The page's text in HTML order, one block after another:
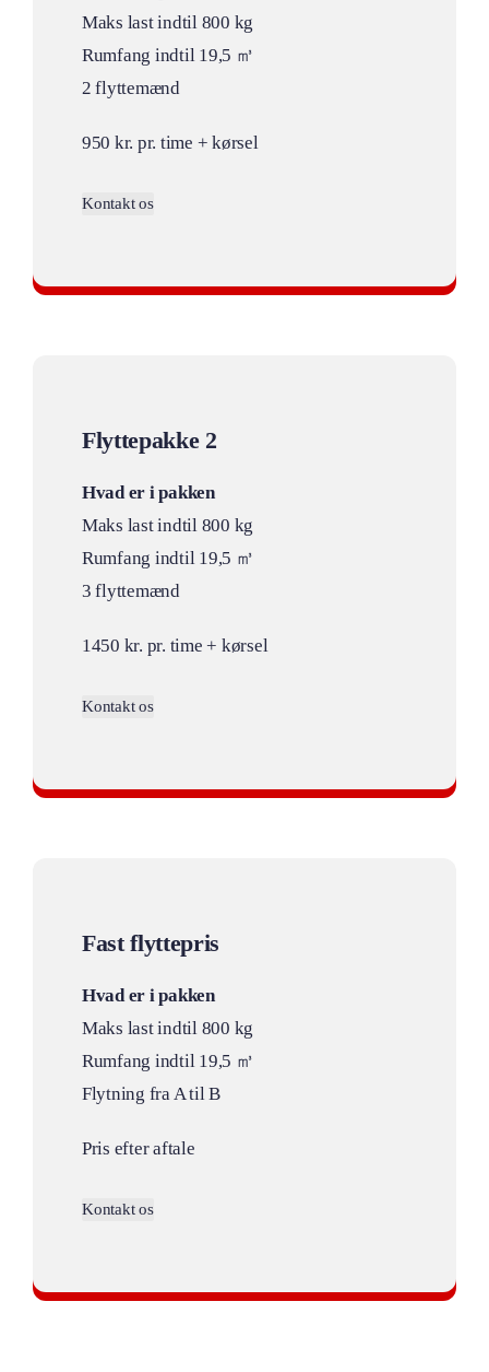
Maks last indtil 800 kg
Rumfang indtil 19,5 ㎥
2 flyttemænd
950 kr. pr. time + kørsel
Kontakt os
Flyttepakke 2
Hvad er i pakken
Maks last indtil 800 kg
Rumfang indtil 19,5 ㎥
3 flyttemænd
1450 kr. pr. time + kørsel
Kontakt os
Fast flyttepris
Hvad er i pakken
Maks last indtil 800 kg
Rumfang indtil 19,5 ㎥
Flytning fra A til B
Pris efter aftale
Kontakt os